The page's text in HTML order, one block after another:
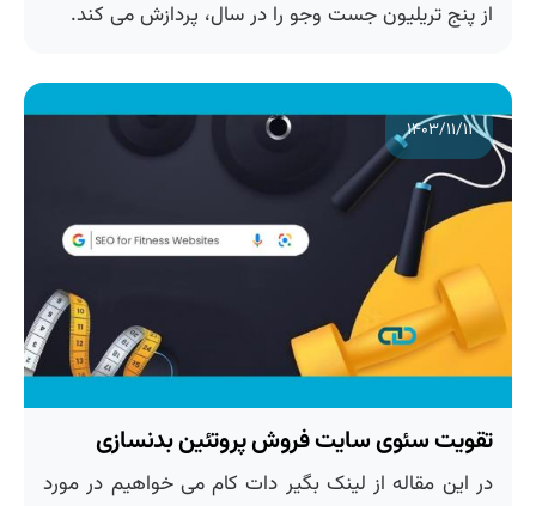
از پنج تریلیون جست وجو را در سال، پردازش می کند.
۱۴۰۳/۱۱/۱۱
تقویت سئوی سایت فروش پروتئین بدنسازی
در این مقاله از لینک بگیر دات کام می خواهیم در مورد